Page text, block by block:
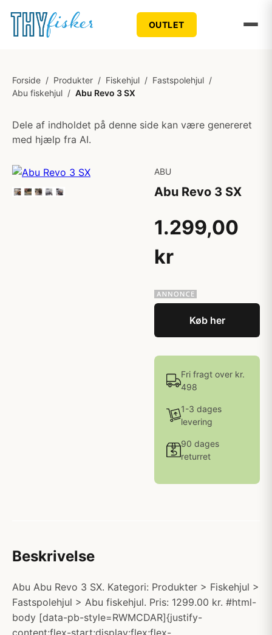
OUTLET
Forside / Produkter / Fiskehjul / Fastspolehjul /
Abu fiskehjul / Abu Revo 3 SX
Dele af indholdet på denne side kan være genereret
med hjælp fra AI.
ABU
Abu Revo 3 SX
1.299,00
kr
Køb her
Fri fragt over kr.
498
1-3 dages
levering
90 dages
returret
Beskrivelse
Abu Abu Revo 3 SX. Kategori: Produkter > Fiskehjul >
Fastspolehjul > Abu fiskehjul. Pris: 1299.00 kr. #html-
body [data-pb-style=RWMCDAR]{justify-
content:flex-start;display:flex;flex-